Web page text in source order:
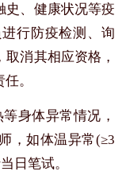
史、健康状况等疫
行防疫检测、询
消其相应资格，
。
身体异常情况，
，如体温异常(≥3
日笔试。